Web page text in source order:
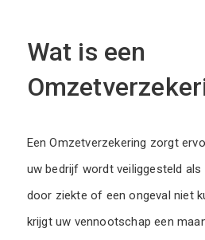
Wat is een
Een Omzetverzekering zorgt
uw bedrijf wordt veiliggesteld als
door ziekte of een ongeval niet
krijgt uw vennootschap een